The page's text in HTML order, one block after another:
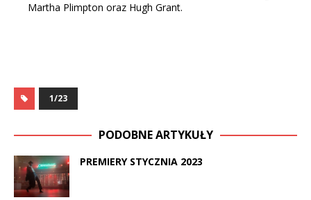
Martha Plimpton oraz Hugh Grant.
1/23
PODOBNE ARTYKUŁY
PREMIERY STYCZNIA 2023